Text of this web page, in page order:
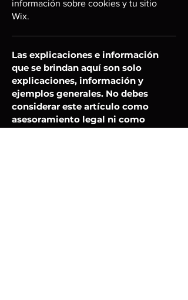
información sobre cookies y tu sitio
Wix.
Las explicaciones e información
que se brindan aquí son solo
explicaciones, información y
ejemplos generales. No debes
considerar este artículo como
asesoramiento legal ni como